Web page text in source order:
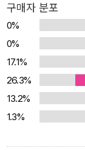
고들면서 예기치 않게
스와 감동을 동시에
시리즈 각본가였던
선보였다. 그런데 『
독자의 마음을 사로
인 액션과 강렬한
기반으로 한 빼어난
제일 강렬한 울림
구매자 분포
0%
0%
17.1%
26.3%
13.2%
1.3%